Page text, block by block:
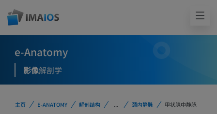
e-Anatomy
影像解剖学
主页 E-ANATOMY 解剖结构 ... 颈内静脉 甲状腺中静脉